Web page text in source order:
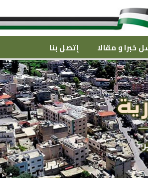
خبرا و مقالا إتصل بنا